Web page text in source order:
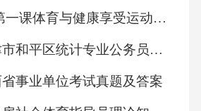
权向有管辖权的人民法院提
条款1.本终止委托协议书自双
具有同等法律效力。2.本终
2026 开学第一课体育与健康享受运动增强少年体魄
2026年天津市和平区统计专业公务员考试4大题型
事业单位考试真题及答案